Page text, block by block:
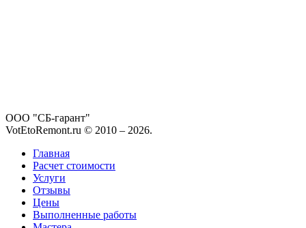
ООО "СБ-гарант"
VotEtoRemont.ru © 2010 – 2026.
Главная
Расчет стоимости
Услуги
Отзывы
Цены
Выполненные работы